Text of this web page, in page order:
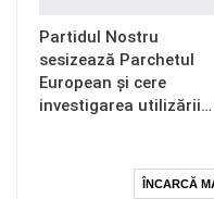
Partidul Nostru
sesizează Parchetul
European și cere
investigarea utilizării…
ÎNCARCĂ